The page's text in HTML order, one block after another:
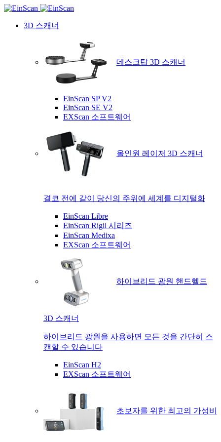
3D 스캐너
데스크탑 3D 스캐너
EinScan SP V2
EinScan SE V2
EXScan 소프트웨어
올인원 레이저 3D 스캐너
결코 전에 같이 당신의 주위에 세계를 디지털화
EinScan Libre
EinScan Rigil 시리즈
EinScan Medixa
EXScan 소프트웨어
하이브리드 광원 핸드헬드
3D 스캐너
하이브리드 광원을 사용하면 모든 것을 간단히 스
캔할 수 있습니다
EinScan H2
EXScan 소프트웨어
초보자를 위한 최고의 가성비